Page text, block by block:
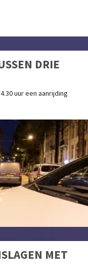
DRIE
uur een aanrijding
MET